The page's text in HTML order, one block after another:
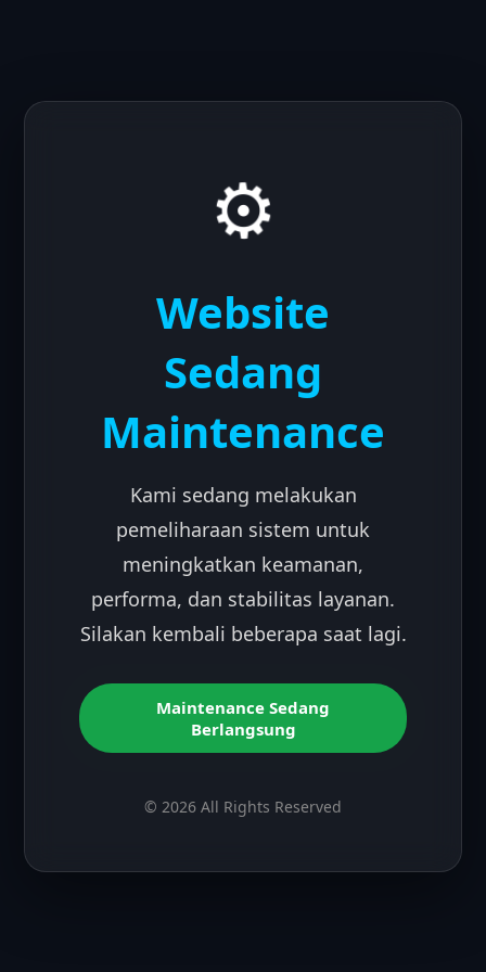
⚙️
Website
Sedang
Maintenance
Kami sedang melakukan
pemeliharaan sistem untuk
meningkatkan keamanan,
performa, dan stabilitas layanan.
Silakan kembali beberapa saat lagi.
Maintenance Sedang
Berlangsung
© 2026 All Rights Reserved